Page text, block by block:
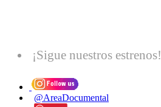
¡Sigue nuestros estrenos!
@AreaDocumental